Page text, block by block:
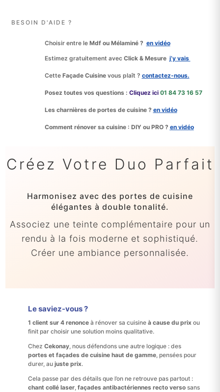
BESOIN D'AIDE ?
Choisir entre le Mdf ou Mélaminé ? en vidéo
Estimez gratuitement avec Click & Mesure j’y vais
Cette Façade Cuisinevous plaît ? contactez‑nous.
Posez toutes vos questions : Cliquez ici 01 84 73 16 57
Les charnières de portes de cuisine ? en vidéo
Comment rénover sa cuisine : DIY ou PRO ? en vidéo
Créez Votre Duo Parfait
Harmonisez avec des portes de cuisine
élégantes à double tonalité.
Associez une teinte complémentaire pour un
rendu à la fois moderne et sophistiqué.
Créer une ambiance personnalisée.
Le saviez-vous ?
1 client sur 4 renonceà rénover sa cuisine à cause du prixou
finit par choisir une solution moins qualitative.
Chez Cekonay, nous défendons une autre logique : des
portes et façades de cuisine haut de gamme, pensées pour
durer, au juste prix.
Cela passe par des détails que l’on ne retrouve pas partout :
chant collé laser, façades antibactériennes recto versosans